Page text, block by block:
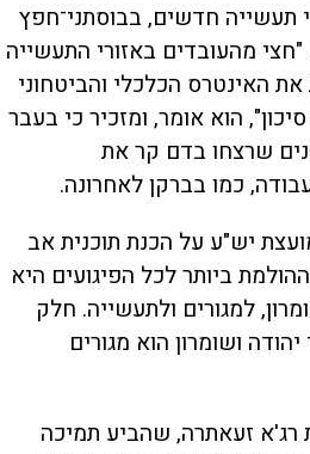
תעשייה חדשים, בבוסתני־חפץ
"חצי מהעובדים באזורי התעשייה
האינטרס הכלכלי והביטחוני
הוא אומר, ומזכיר כי בעבר
שרצחו בדם קר את
כמו בברקן לאחרונה.
יש"ע על הכנת תוכנית אב
ביותר לכל הפיגועים היא
למגורים ולתעשייה. חלק
ושומרון הוא מגורים
רג'א זעאתרה, שהביע תמיכה